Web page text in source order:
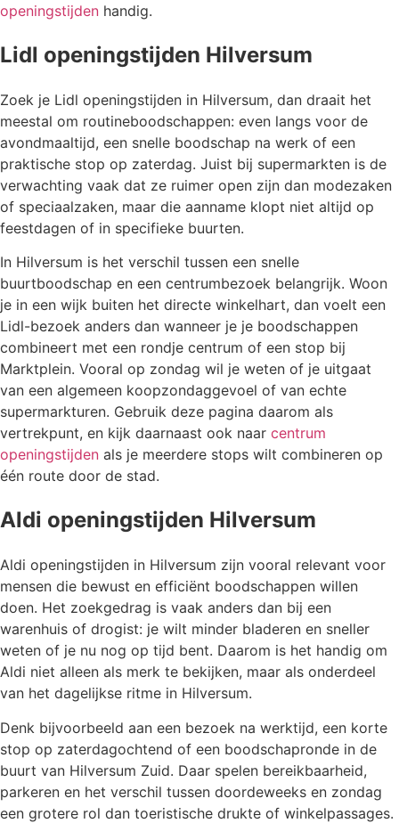
openingstijden handig.
Lidl openingstijden Hilversum
Zoek je Lidl openingstijden in Hilversum, dan draait het
meestal om routineboodschappen: even langs voor de
avondmaaltijd, een snelle boodschap na werk of een
praktische stop op zaterdag. Juist bij supermarkten is de
verwachting vaak dat ze ruimer open zijn dan modezaken
of speciaalzaken, maar die aanname klopt niet altijd op
feestdagen of in specifieke buurten.
In Hilversum is het verschil tussen een snelle
buurtboodschap en een centrumbezoek belangrijk. Woon
je in een wijk buiten het directe winkelhart, dan voelt een
Lidl-bezoek anders dan wanneer je je boodschappen
combineert met een rondje centrum of een stop bij
Marktplein. Vooral op zondag wil je weten of je uitgaat
van een algemeen koopzondaggevoel of van echte
supermarkturen. Gebruik deze pagina daarom als
vertrekpunt, en kijk daarnaast ook naar centrum
openingstijden als je meerdere stops wilt combineren op
één route door de stad.
Aldi openingstijden Hilversum
Aldi openingstijden in Hilversum zijn vooral relevant voor
mensen die bewust en efficiënt boodschappen willen
doen. Het zoekgedrag is vaak anders dan bij een
warenhuis of drogist: je wilt minder bladeren en sneller
weten of je nu nog op tijd bent. Daarom is het handig om
Aldi niet alleen als merk te bekijken, maar als onderdeel
van het dagelijkse ritme in Hilversum.
Denk bijvoorbeeld aan een bezoek na werktijd, een korte
stop op zaterdagochtend of een boodschapronde in de
buurt van Hilversum Zuid. Daar spelen bereikbaarheid,
parkeren en het verschil tussen doordeweeks en zondag
een grotere rol dan toeristische drukte of winkelpassages.